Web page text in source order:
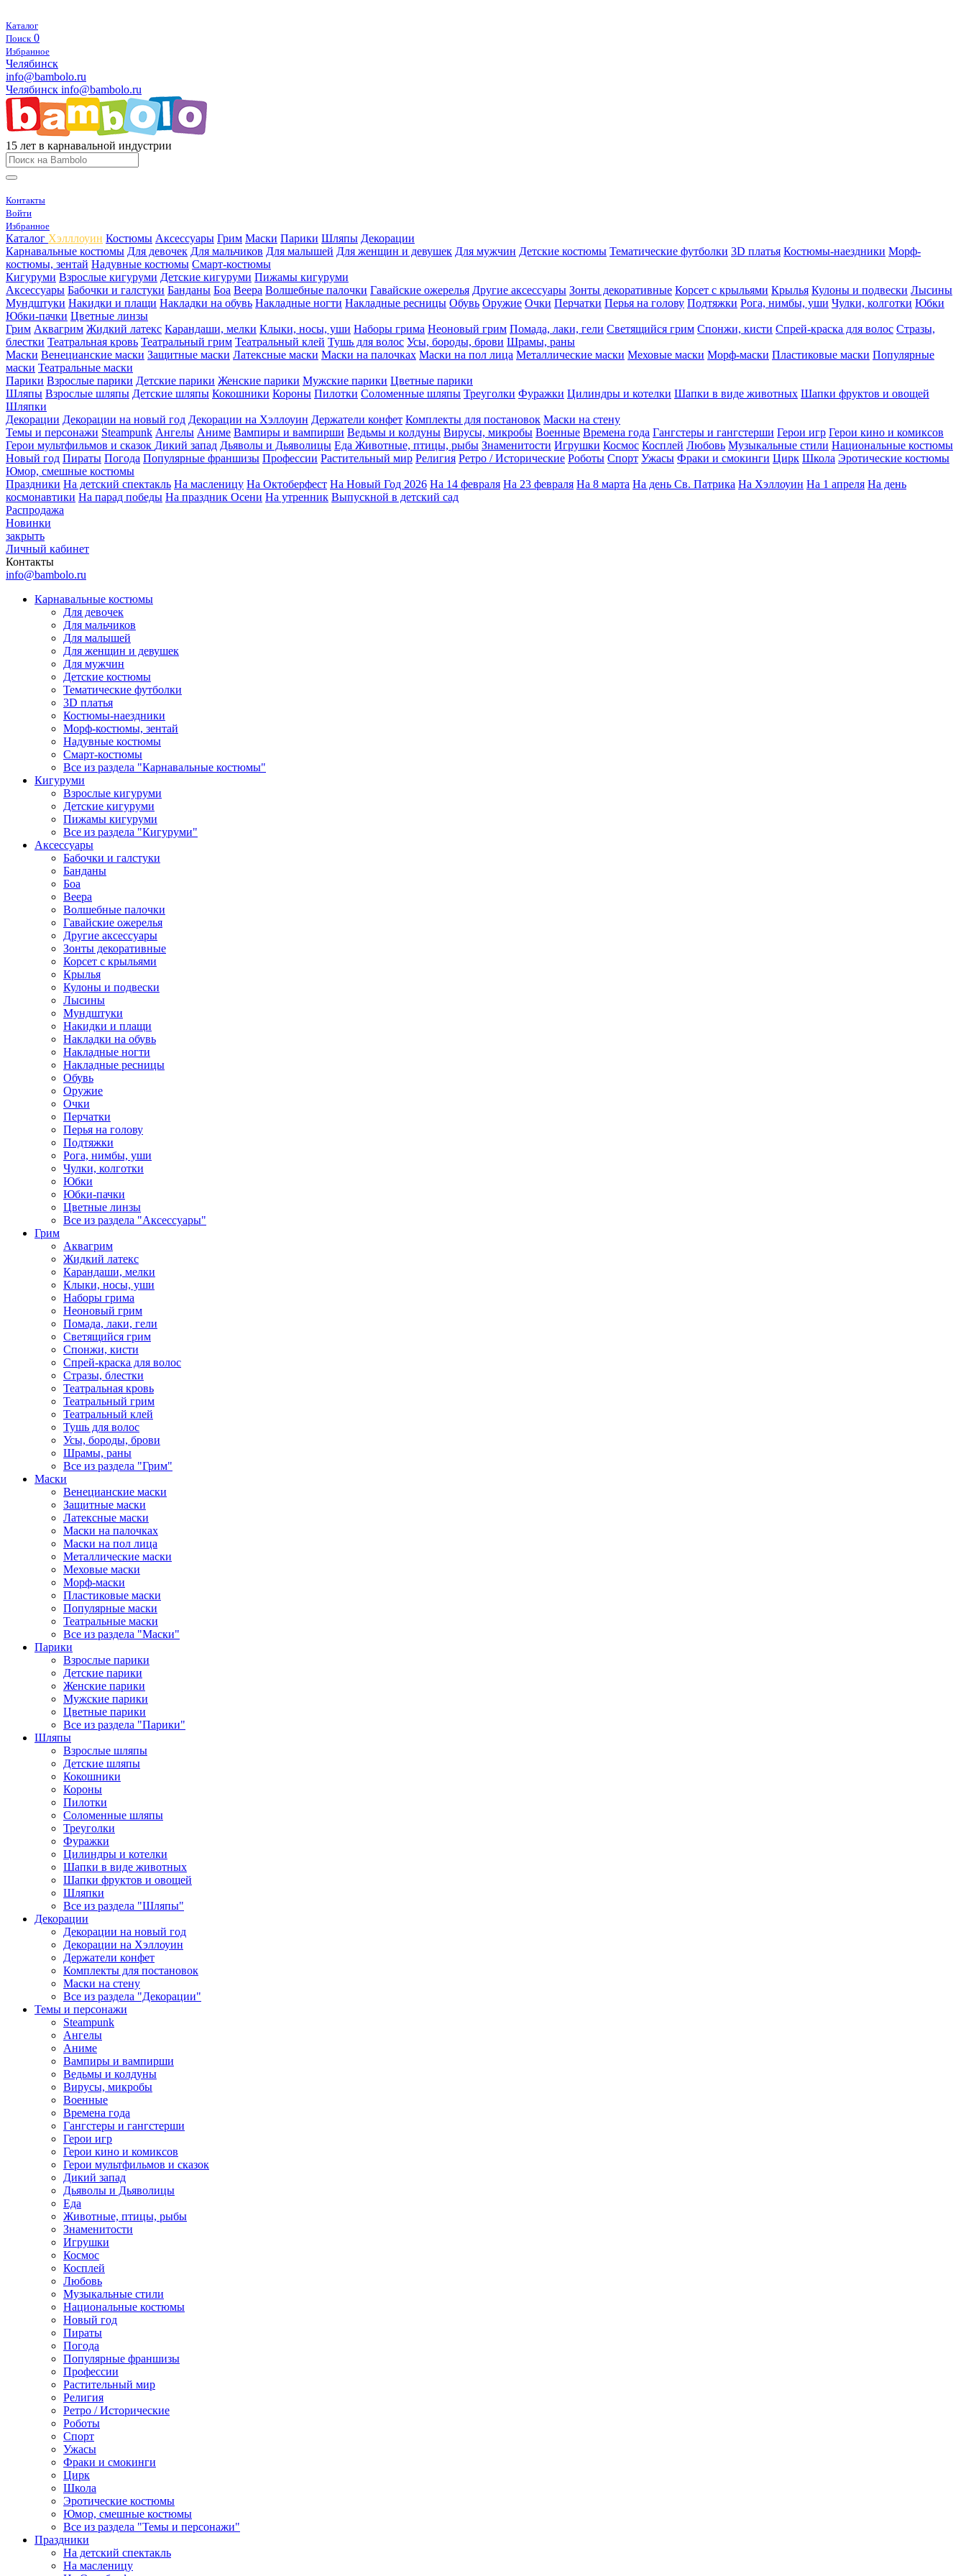
Каталог
Поиск 0
Избранное
Челябинск
info@bambolo.ru
Челябинск info@bambolo.ru
15 лет в карнавальной индустрии
Контакты
Войти
Избранное
Каталог Хэлллоуин Костюмы Аксессуары Грим Маски Парики Шляпы Декорации
Карнавальные костюмы Для девочек Для мальчиков Для малышей Для женщин и девушек Для мужчин Детские костюмы Тематические футболки 3D платья Костюмы-наездники Морф-
костюмы, зентай Надувные костюмы Смарт-костюмы
Кигуруми Взрослые кигуруми Детские кигуруми Пижамы кигуруми
Аксессуары Бабочки и галстуки Банданы Боа Веера Волшебные палочки Гавайские ожерелья Другие аксессуары Зонты декоративные Корсет с крыльями Крылья Кулоны и подвески Лысины
Мундштуки Накидки и плащи Накладки на обувь Накладные ногти Накладные ресницы Обувь Оружие Очки Перчатки Перья на голову Подтяжки Рога, нимбы, уши Чулки, колготки Юбки
Юбки-пачки Цветные линзы
Грим Аквагрим Жидкий латекс Карандаши, мелки Клыки, носы, уши Наборы грима Неоновый грим Помада, лаки, гели Светящийся грим Спонжи, кисти Спрей-краска для волос Стразы,
блестки Театральная кровь Театральный грим Театральный клей Тушь для волос Усы, бороды, брови Шрамы, раны
Маски Венецианские маски Защитные маски Латексные маски Маски на палочках Маски на пол лица Металлические маски Меховые маски Морф-маски Пластиковые маски Популярные
маски Театральные маски
Парики Взрослые парики Детские парики Женские парики Мужские парики Цветные парики
Шляпы Взрослые шляпы Детские шляпы Кокошники Короны Пилотки Соломенные шляпы Треуголки Фуражки Цилиндры и котелки Шапки в виде животных Шапки фруктов и овощей
Шляпки
Декорации Декорации на новый год Декорации на Хэллоуин Держатели конфет Комплекты для постановок Маски на стену
Темы и персонажи Steampunk Ангелы Аниме Вампиры и вампирши Ведьмы и колдуны Вирусы, микробы Военные Времена года Гангстеры и гангстерши Герои игр Герои кино и комиксов
Герои мультфильмов и сказок Дикий запад Дьяволы и Дьяволицы Еда Животные, птицы, рыбы Знаменитости Игрушки Космос Косплей Любовь Музыкальные стили Национальные костюмы
Новый год Пираты Погода Популярные франшизы Профессии Растительный мир Религия Ретро / Исторические Роботы Спорт Ужасы Фраки и смокинги Цирк Школа Эротические костюмы
Юмор, смешные костюмы
Праздники На детский спектакль На масленицу На Октоберфест На Новый Год 2026 На 14 февраля На 23 февраля На 8 марта На день Св. Патрика На Хэллоуин На 1 апреля На день
космонавтики На парад победы На праздник Осени На утренник Выпускной в детский сад
Распродажа
Новинки
закрыть
Личный кабинет
Контакты
info@bambolo.ru
Карнавальные костюмы
Для девочек
Для мальчиков
Для малышей
Для женщин и девушек
Для мужчин
Детские костюмы
Тематические футболки
3D платья
Костюмы-наездники
Морф-костюмы, зентай
Надувные костюмы
Смарт-костюмы
Все из раздела "Карнавальные костюмы"
Кигуруми
Взрослые кигуруми
Детские кигуруми
Пижамы кигуруми
Все из раздела "Кигуруми"
Аксессуары
Бабочки и галстуки
Банданы
Боа
Веера
Волшебные палочки
Гавайские ожерелья
Другие аксессуары
Зонты декоративные
Корсет с крыльями
Крылья
Кулоны и подвески
Лысины
Мундштуки
Накидки и плащи
Накладки на обувь
Накладные ногти
Накладные ресницы
Обувь
Оружие
Очки
Перчатки
Перья на голову
Подтяжки
Рога, нимбы, уши
Чулки, колготки
Юбки
Юбки-пачки
Цветные линзы
Все из раздела "Аксессуары"
Грим
Аквагрим
Жидкий латекс
Карандаши, мелки
Клыки, носы, уши
Наборы грима
Неоновый грим
Помада, лаки, гели
Светящийся грим
Спонжи, кисти
Спрей-краска для волос
Стразы, блестки
Театральная кровь
Театральный грим
Театральный клей
Тушь для волос
Усы, бороды, брови
Шрамы, раны
Все из раздела "Грим"
Маски
Венецианские маски
Защитные маски
Латексные маски
Маски на палочках
Маски на пол лица
Металлические маски
Меховые маски
Морф-маски
Пластиковые маски
Популярные маски
Театральные маски
Все из раздела "Маски"
Парики
Взрослые парики
Детские парики
Женские парики
Мужские парики
Цветные парики
Все из раздела "Парики"
Шляпы
Взрослые шляпы
Детские шляпы
Кокошники
Короны
Пилотки
Соломенные шляпы
Треуголки
Фуражки
Цилиндры и котелки
Шапки в виде животных
Шапки фруктов и овощей
Шляпки
Все из раздела "Шляпы"
Декорации
Декорации на новый год
Декорации на Хэллоуин
Держатели конфет
Комплекты для постановок
Маски на стену
Все из раздела "Декорации"
Темы и персонажи
Steampunk
Ангелы
Аниме
Вампиры и вампирши
Ведьмы и колдуны
Вирусы, микробы
Военные
Времена года
Гангстеры и гангстерши
Герои игр
Герои кино и комиксов
Герои мультфильмов и сказок
Дикий запад
Дьяволы и Дьяволицы
Еда
Животные, птицы, рыбы
Знаменитости
Игрушки
Космос
Косплей
Любовь
Музыкальные стили
Национальные костюмы
Новый год
Пираты
Погода
Популярные франшизы
Профессии
Растительный мир
Религия
Ретро / Исторические
Роботы
Спорт
Ужасы
Фраки и смокинги
Цирк
Школа
Эротические костюмы
Юмор, смешные костюмы
Все из раздела "Темы и персонажи"
Праздники
На детский спектакль
На масленицу